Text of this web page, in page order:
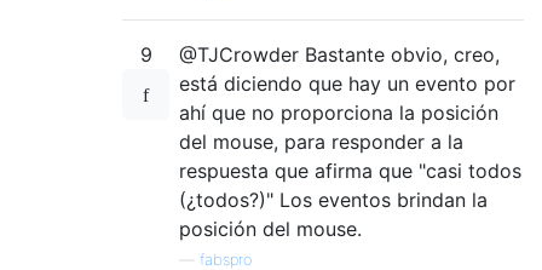
9
@TJCrowder Bastante obvio, creo,
está diciendo que hay un evento por
ahí que no proporciona la posición
del mouse, para responder a la
respuesta que afirma que "casi todos
(¿todos?)" Los eventos brindan la
posición del mouse.
fabspro